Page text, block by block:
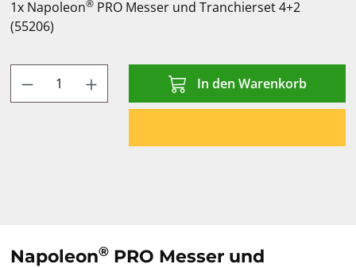
1x Napoleon® PRO Messer und Tranchierset 4+2
(55206)
Produkt Anzahl: Gib den gewünschten
In den Warenkorb
Napoleon® PRO Messer und